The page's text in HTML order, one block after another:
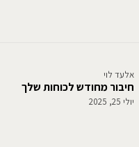
חיבור מחודש לכוחות שלך
אלעד לוי
יולי 25, 2025